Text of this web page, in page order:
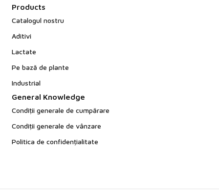
Products
Catalogul nostru
Aditivi
Lactate
Pe bază de plante
Industrial
General Knowledge
Condiții generale de cumpărare
Condiții generale de vânzare
Politica de confidențialitate